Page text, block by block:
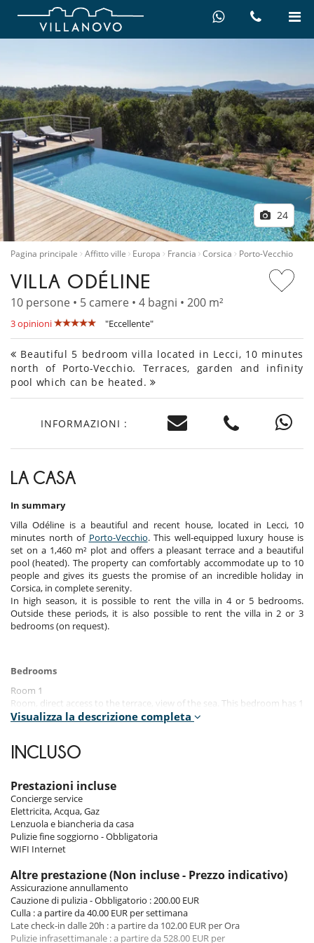
24
Pagina principale Affitto ville Europa Francia Corsica Porto-Vecchio
VILLA ODÉLINE
10 persone • 5 camere • 4 bagni • 200 m²
3 opinioni "Eccellente"
Beautiful 5 bedroom villa located in Lecci, 10 minutes
north of Porto-Vecchio. Terraces, garden and infinity
pool which can be heated.
INFORMAZIONI :
LA CASA
In summary
Villa Odéline is a beautiful and recent house, located in Lecci, 10
minutes north of Porto-Vecchio. This well-equipped luxury house is
set on a 1,460 m² plot and offers a pleasant terrace and a beautiful
pool (heated). The property can comfortably accommodate up to 10
people and gives its guests the promise of an incredible holiday in
Corsica, in complete serenity.
In high season, it is possible to rent the villa in 4 or 5 bedrooms.
Outside these periods, it is also possible to rent the villa in 2 or 3
bedrooms (on request).
Bedrooms
Room 1
Room, direct access to the terrace, view of the sea. This bedroom has 1
double bed 160 cm. Bathroom private, with walk-in shower. WC in the
Room 2
double bed 160 cm. Bathroom private, with walk-in shower. WC in the
bathroom. This bedroom includes also air conditioning, TV.
Room 3
Room. This bedroom has 2 twin beds 80 cm. Bathroom shared, with
walk-in shower. WC are shared. This bedroom includes also air
conditioning.
Room 4
Room. This bedroom has 2 twin beds 80 cm. Bathroom shared, with
walk-in shower. WC are shared. This bedroom includes also air
conditioning.
Visualizza la descrizione completa
INCLUSO
Prestazioni incluse
Concierge service
Elettricita, Acqua, Gaz
Lenzuola e biancheria da casa
Pulizie fine soggiorno - Obbligatoria
WIFI Internet
Altre prestazione (Non incluse - Prezzo indicativo)
Assicurazione annullamento
Cauzione di pulizia - Obbligatorio : 200.00 EUR
Culla : a partire da 40.00 EUR per settimana
Late check-in dalle 20h : a partire da 102.00 EUR per Ora
Pulizie infrasettimanale : a partire da 528.00 EUR per